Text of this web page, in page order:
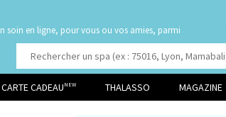
soin en ligne, pour vous ou vos amies, parmi
CARTE CADEAU NEW THALASSO MAGAZINE